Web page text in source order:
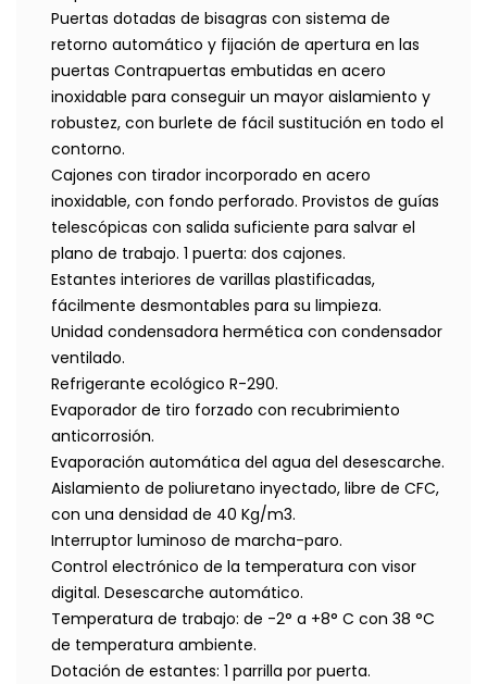
Puertas dotadas de bisagras con sistema de
retorno automático y fijación de apertura en las
puertas Contrapuertas embutidas en acero
inoxidable para conseguir un mayor aislamiento y
robustez, con burlete de fácil sustitución en todo el
contorno.
Cajones con tirador incorporado en acero
inoxidable, con fondo perforado. Provistos de guías
telescópicas con salida suficiente para salvar el
plano de trabajo. 1 puerta: dos cajones.
Estantes interiores de varillas plastificadas,
fácilmente desmontables para su limpieza.
Unidad condensadora hermética con condensador
ventilado.
Refrigerante ecológico R-290.
Evaporador de tiro forzado con recubrimiento
anticorrosión.
Evaporación automática del agua del desescarche.
Aislamiento de poliuretano inyectado, libre de CFC,
con una densidad de 40 Kg/m3.
Interruptor luminoso de marcha-paro.
Control electrónico de la temperatura con visor
digital. Desescarche automático.
Temperatura de trabajo: de -2° a +8° C con 38 °C
de temperatura ambiente.
Dotación de estantes: 1 parrilla por puerta.